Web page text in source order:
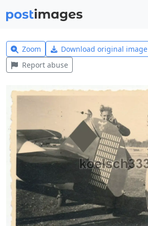
Zoom Download original image
Report abuse